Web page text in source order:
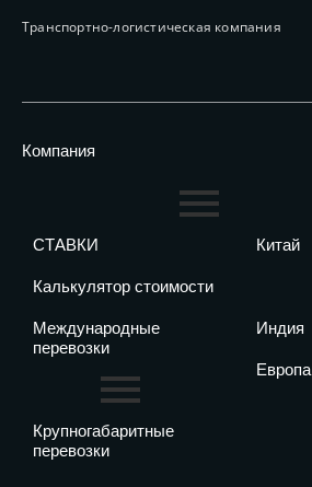
Транспортно-логистическая компания
Компания
СТАВКИ
Калькулятор стоимости
Международные
перевозки
Крупногабаритные
перевозки
Китай
Индия
Европа